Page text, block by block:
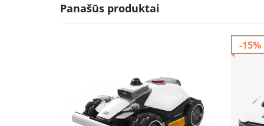
Panašūs produktai
-15%